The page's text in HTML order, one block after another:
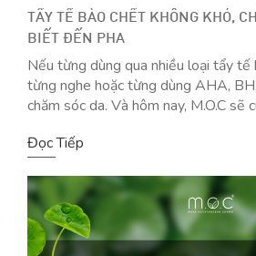
TẨY TẾ BÀO CHẾT KHÔNG KHÓ,
BIẾT ĐẾN PHA
Nếu từng dùng qua nhiều loại tẩy tế
từng nghe hoặc từng dùng AHA,
chăm sóc da. Và hôm nay, M.O.C sẽ
lành, thân thiện cao với cả da nhạy […]
Đọc Tiếp